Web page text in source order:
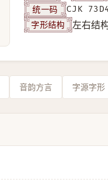
统一码 CJK
字形结构 左右结
音韵方言 字源字形